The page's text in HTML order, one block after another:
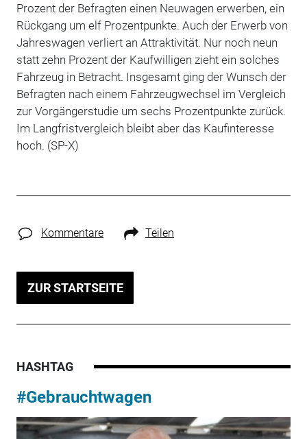
Prozent der Befragten einen Neuwagen erwerben, ein
Rückgang um elf Prozentpunkte. Auch der Erwerb von
Jahreswagen verliert an Attraktivität. Nur noch neun
statt zehn Prozent der Kaufwilligen zieht ein solches
Fahrzeug in Betracht. Insgesamt ging der Wunsch der
Befragten nach einem Fahrzeugwechsel im Vergleich
zur Vorgängerstudie um sechs Prozentpunkte zurück.
Im Langfristvergleich bleibt aber das Kaufinteresse
hoch. (SP-X)
Kommentare Teilen
ZUR STARTSEITE
HASHTAG
#Gebrauchtwagen